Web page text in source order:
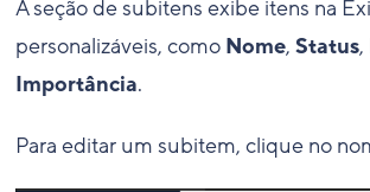
A seção de subitens exibe itens na
personalizáveis, como Nome, Status,
Importância.
Para editar um subitem, clique no